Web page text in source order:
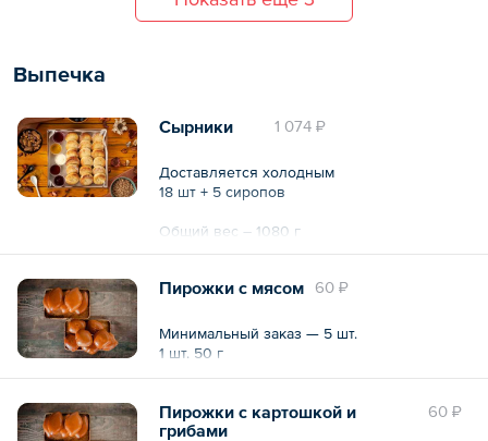
Выпечка
1 074 ₽
Сырники
Доставляется холодным
18 шт + 5 сиропов
Общий вес – 1080 г
60 ₽
Пирожки с мясом
Минимальный заказ — 5 шт.
1 шт. 50 г
60 ₽
Пирожки с картошкой и
грибами